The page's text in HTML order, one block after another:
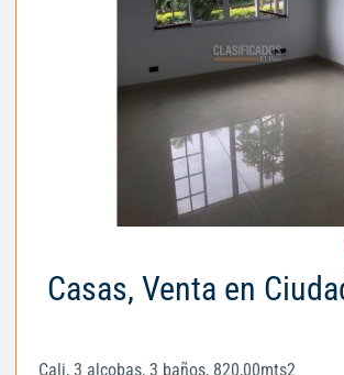
Casas, Venta en
Cali, 3 alcobas, 3 baños, 820,00mts2